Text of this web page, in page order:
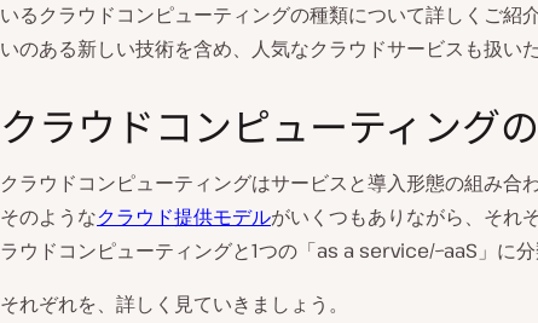
いるクラウドコンピューティングの種類について詳しくご紹
いのある新しい技術を含め、人気なクラウドサービスも扱い
クラウドコンピューティング
クラウドコンピューティングはサービスと導入形態の組み合
そのようなクラウド提供モデルがいくつもありながら、それ
ラウドコンピューティングと1つの「as a service/~aaS」に分
それぞれを、詳しく見ていきましょう。